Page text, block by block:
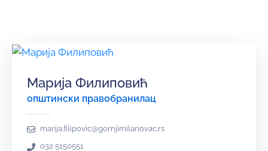
Мониторнинг
природе
Едукација
Марија Филиповић
општински правобранилац
marija.filipovic@gornjimilanovac.rs
032 5150551